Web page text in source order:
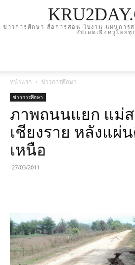
ข่าวการศึกษา สื่อการสอน ใบงาน แผนการ
อัปเดตเพื่อครูไทยทุ
หน้าแรก ข่าวการศึกษา
ข่าวการศึกษา
ภาพถนนแยก แม่
เชียงราย หลังแผ่
เหนือ
27/03/2011